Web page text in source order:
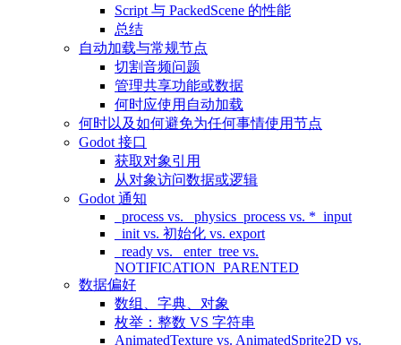
Script 与 PackedScene 的性能
总结
自动加载与常规节点
切割音频问题
管理共享功能或数据
何时应使用自动加载
何时以及如何避免为任何事情使用节点
Godot 接口
获取对象引用
从对象访问数据或逻辑
Godot 通知
_process vs. _physics_process vs. *_input
_init vs. 初始化 vs. export
_ready vs. _enter_tree vs.
NOTIFICATION_PARENTED
数据偏好
数组、字典、对象
枚举：整数 VS 字符串
AnimatedTexture vs. AnimatedSprite2D vs.